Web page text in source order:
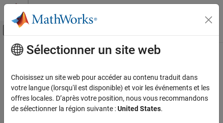
Passer au contenu
Activer/désactiver l'affichage du menu
Accueil de la documentation
RF Blockset
Equivalent Baseband Simulation
Contenu principal
Applications
Radar systems, nonlinear amplifiers, and user defined models
Use Equivalent Baseband library to simulate nonlinear amplifiers,
user-defined models, and radar tracking systems.
Sélectionner un site web
Choisissez un site web pour accéder au contenu traduit dans
votre langue (lorsqu'il est disponible) et voir les événements et les
offres locales. D’après votre position, nous vous recommandons
de sélectionner la région suivante :United States.